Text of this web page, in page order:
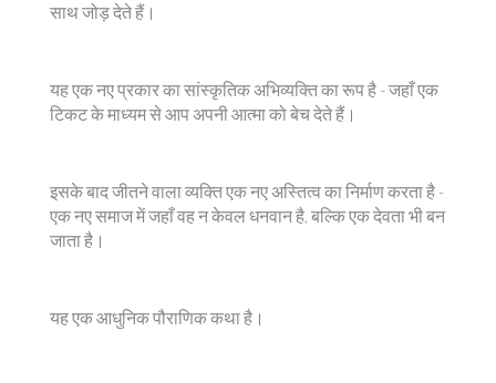
साथ जोड़ देते हैं।
यह एक नए प्रकार का सांस्कृतिक अभिव्यक्ति का रूप है - जहाँ एक
टिकट के माध्यम से आप अपनी आत्मा को बेच देते हैं।
इसके बाद जीतने वाला व्यक्ति एक नए अस्तित्व का निर्माण करता है -
एक नए समाज में जहाँ वह न केवल धनवान है, बल्कि एक देवता भी बन
जाता है।
यह एक आधुनिक पौराणिक कथा है।